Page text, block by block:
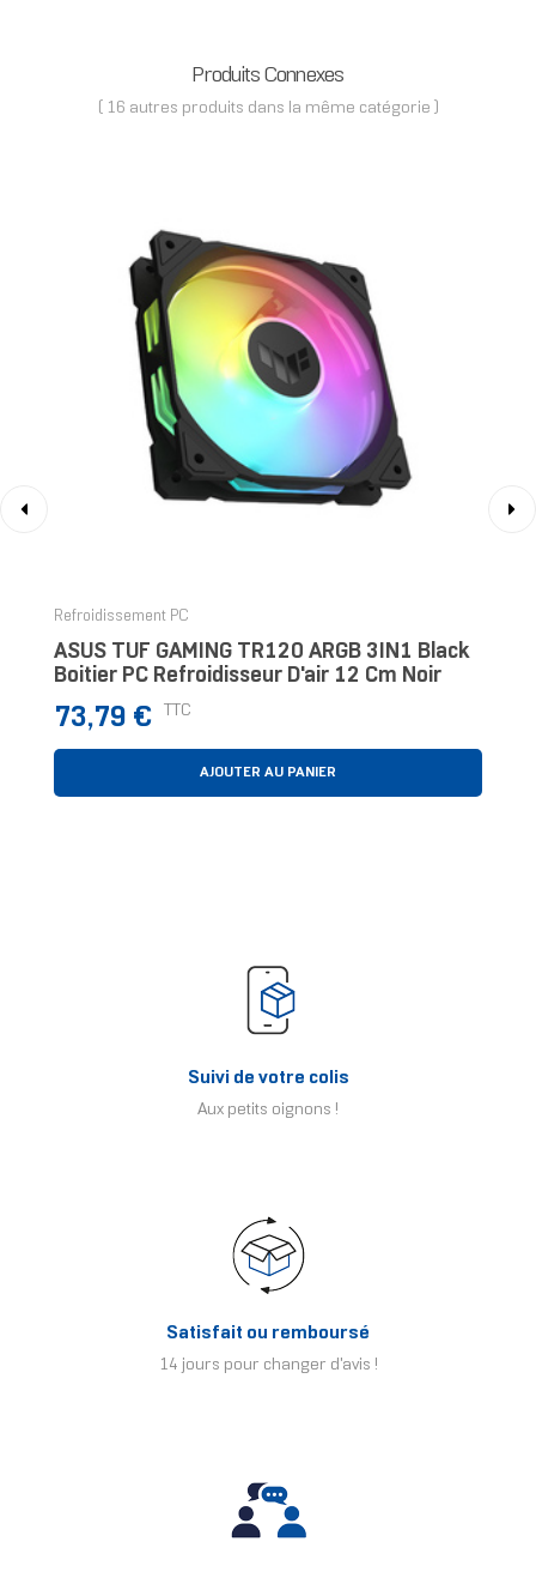
Produits Connexes
( 16 autres produits dans la même catégorie )
Refroidissement PC
ASUS TUF GAMING TR120 ARGB 3IN1 Black
Boitier PC Refroidisseur D'air 12 Cm Noir
Prix
73,79 € TTC
AJOUTER AU PANIER
Suivi de votre colis
Aux petits oignons !
Satisfait ou remboursé
14 jours pour changer d'avis !